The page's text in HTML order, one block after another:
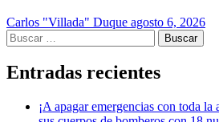
Carlos "Villada" Duque agosto 6, 2026
Buscar:
Entradas recientes
¡A apagar emergencias con toda